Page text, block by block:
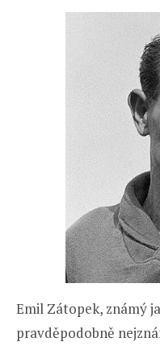
Emil Zátopek, známý
pravděpodobně